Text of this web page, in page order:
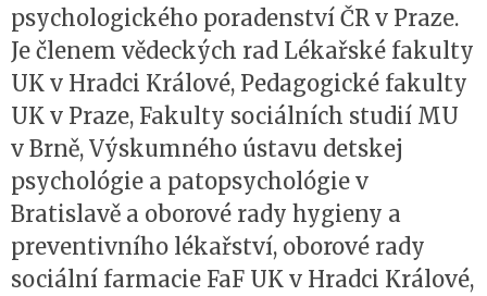
psychologického poradenství ČR v Praze.
Je členem vědeckých rad Lékařské fakulty
UK v Hradci Králové, Pedagogické fakulty
UK v Praze, Fakulty sociálních studií MU
v Brně, Výskumného ústavu detskej
psychológie a patopsychológie v
Bratislavě a oborové rady hygieny a
preventivního lékařství, oborové rady
sociální farmacie FaF UK v Hradci Králové,